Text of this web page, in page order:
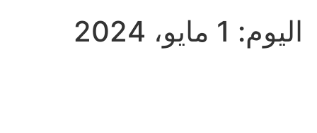
اليوم: 1 مايو، 2024